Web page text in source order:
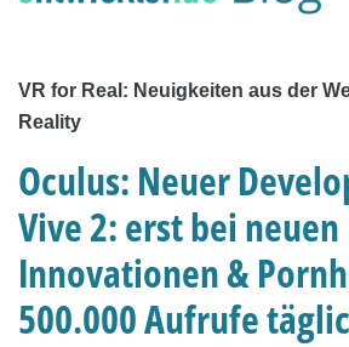
VR for Real: Neuigkeiten aus der
Reality
Oculus: Neuer
Vive 2: erst bei neuen
Innovationen &
500.000 Aufrufe